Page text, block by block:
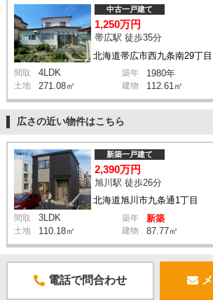
北海道帯広市西九条南29丁目
中古一戸建て
1,250万円
帯広駅 徒歩35分
間取 4LDK 築年 1980年
土地 271.08㎡ 建物 112.61㎡
広さの近い物件はこちら
北海道旭川市九条通1丁目
新築一戸建て
2,390万円
旭川駅 徒歩26分
間取 3LDK 築年 新築
土地 110.18㎡ 建物 87.77㎡
電話で問合わせ